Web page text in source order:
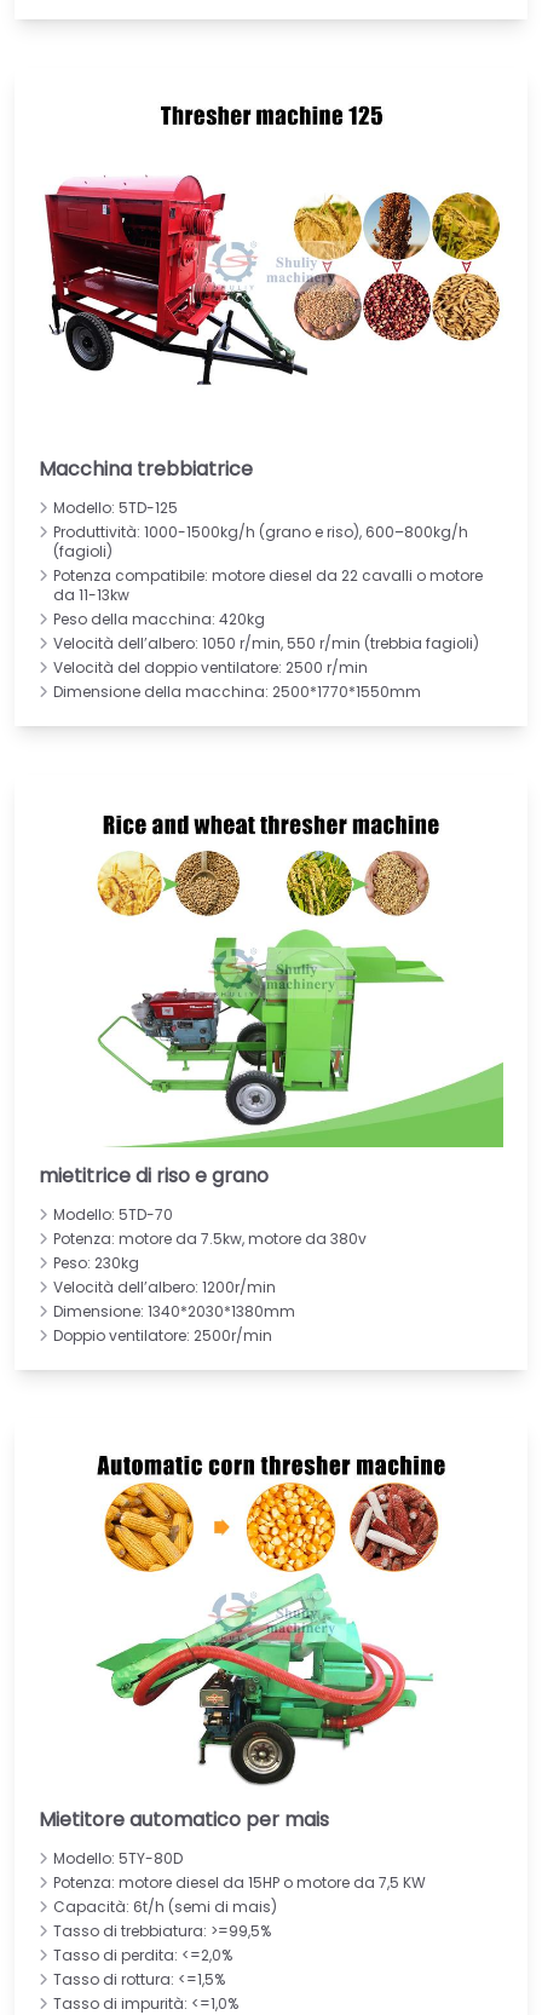
Macchina trebbiatrice
Modello: 5TD-125
Produttività: 1000-1500kg/h (grano e riso), 600–800kg/h
(fagioli)
Potenza compatibile: motore diesel da 22 cavalli o motore
da 11-13kw
Peso della macchina: 420kg
Velocità dell’albero: 1050 r/min, 550 r/min (trebbia fagioli)
Velocità del doppio ventilatore: 2500 r/min
Dimensione della macchina: 2500*1770*1550mm
mietitrice di riso e grano
Modello: 5TD-70
Potenza: motore da 7.5kw, motore da 380v
Peso: 230kg
Velocità dell’albero: 1200r/min
Dimensione: 1340*2030*1380mm
Doppio ventilatore: 2500r/min
Mietitore automatico per mais
Modello: 5TY-80D
Potenza: motore diesel da 15HP o motore da 7,5 KW
Capacità: 6t/h (semi di mais)
Tasso di trebbiatura: >=99,5%
Tasso di perdita: <=2,0%
Tasso di rottura: <=1,5%
Tasso di impurità: <=1,0%